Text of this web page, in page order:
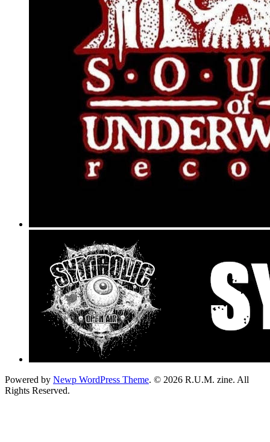
Powered by Newp WordPress Theme. © 2026 R.U.M. zine. All
Rights Reserved.